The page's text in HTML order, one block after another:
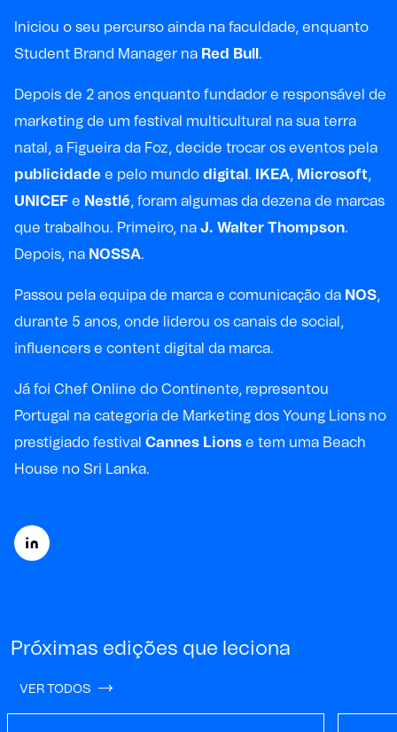
Iniciou o seu percurso ainda na faculdade, enquanto
Student Brand Manager na Red Bull .
Depois de 2 anos enquanto fundador e responsável de
marketing de um festival multicultural na sua terra
natal, a Figueira da Foz, decide trocar os eventos pela
publicidade e pelo mundo digital . IKEA, Microsoft,
UNICEF e Nestlé, foram algumas da dezena de marcas
que trabalhou. Primeiro, na J. Walter Thompson.
Depois, na NOSSA.
Passou pela equipa de marca e comunicação da NOS,
durante 5 anos, onde liderou os canais de social,
influencers e content digital da marca.
Já foi Chef Online do Continente, representou
Portugal na categoria de Marketing dos Young Lions no
prestigiado festival Cannes Lions e tem uma Beach
House no Sri Lanka.
Próximas edições que leciona
VER TODOS